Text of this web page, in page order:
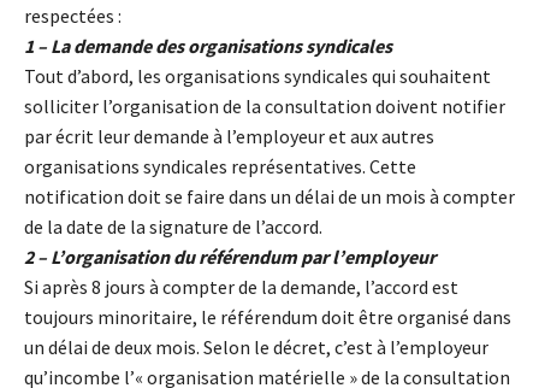
respectées :
1 – La demande des organisations syndicales
Tout d’abord, les organisations syndicales qui souhaitent
solliciter l’organisation de la consultation doivent notifier
par écrit leur demande à l’employeur et aux autres
organisations syndicales représentatives. Cette
notification doit se faire dans un délai de un mois à compter
de la date de la signature de l’accord.
2 – L’organisation du référendum par l’employeur
Si après 8 jours à compter de la demande, l’accord est
toujours minoritaire, le référendum doit être organisé dans
un délai de deux mois. Selon le décret, c’est à l’employeur
qu’incombe l’« organisation matérielle » de la consultation